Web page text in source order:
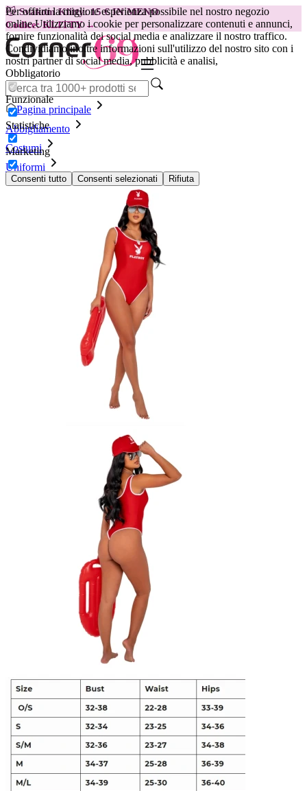
Per offrirti la migliore esperienza possibile nel nostro negozio
online.Utilizziamo i cookie per personalizzare contenuti e annunci,
fornire funzionalità dei social media e analizzare il nostro traffico.
Condividiamo inoltre informazioni sull'utilizzo del nostro sito con i
nostri partner di social media, pubblicità e analisi,
Obbligatorio
Funzionale
Statistiche
Marketing
Consenti tutto Consenti selezionati Rifiuta
😽Svakom Klitty: 15 € IN MENO
Codice: KLITTY →
Pagina principale
Abbigliamento
Costumi
Uniformi
Playboy Lingerie - Playboy Beach Patrol